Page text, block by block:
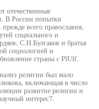
отечественные
В России попытки
всего православия,
социального и
С.Н.Булгаков и братья
социологией и
страны с PlUlf.
религии был мало
включающая в число
развитие религии и
интерес7.